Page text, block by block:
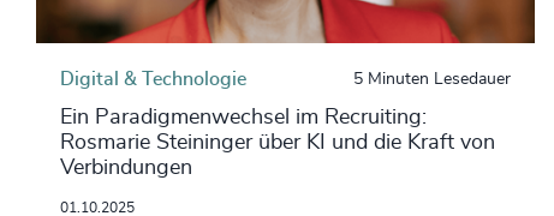
Digital & Technologie 5 Minuten Lesedauer
Ein Paradigmenwechsel im Recruiting:
Rosmarie Steininger über KI und die Kraft von
Verbindungen
01.10.2025